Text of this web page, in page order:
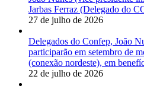
Jarbas Ferraz (Delegado do
27 de julho de 2026
Delegados do Confep, João
participarão em setembro de
(conexão nordeste), em
22 de julho de 2026